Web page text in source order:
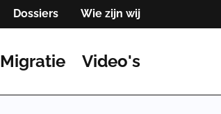
Dossiers Wie zijn wij
Migratie Video's